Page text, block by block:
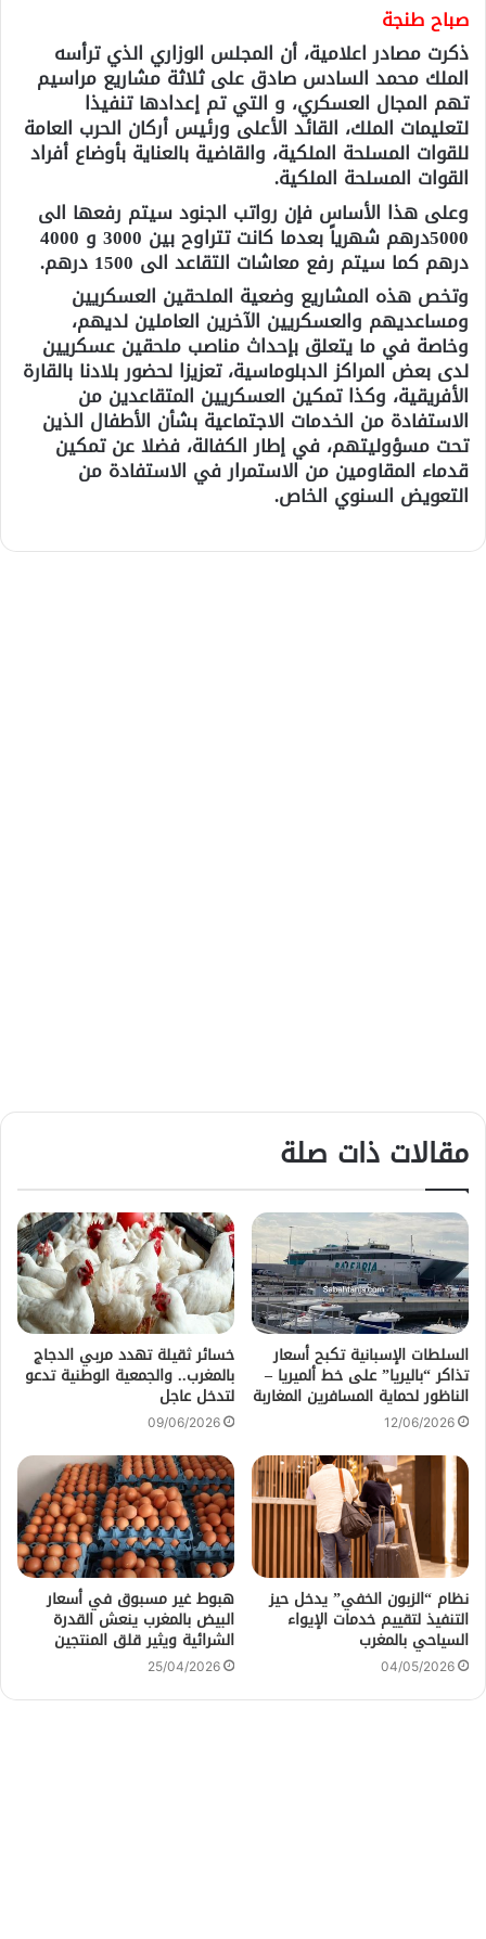
صباح طنجة
ذكرت مصادر اعلامية، أن المجلس الوزاري الذي ترأسه
الملك محمد السادس صادق على ثلاثة مشاريع مراسيم
تهم المجال العسكري، و التي تم إعدادها تنفيذا
لتعليمات الملك، القائد الأعلى ورئيس أركان الحرب العامة
للقوات المسلحة الملكية، والقاضية بالعناية بأوضاع أفراد
القوات المسلحة الملكية.
وعلى هذا الأساس فإن رواتب الجنود سيتم رفعها الى
5000درهم شهرياً بعدما كانت تتراوح بين 3000 و 4000
درهم كما سيتم رفع معاشات التقاعد الى 1500 درهم.
وتخص هذه المشاريع وضعية الملحقين العسكريين
ومساعديهم والعسكريين الآخرين العاملين لديهم،
وخاصة في ما يتعلق بإحداث مناصب ملحقين عسكريين
لدى بعض المراكز الدبلوماسية، تعزيزا لحضور بلادنا بالقارة
الأفريقية، وكذا تمكين العسكريين المتقاعدين من
الاستفادة من الخدمات الاجتماعية بشأن الأطفال الذين
تحت مسؤوليتهم، في إطار الكفالة، فضلا عن تمكين
قدماء المقاومين من الاستمرار في الاستفادة من
التعويض السنوي الخاص.
مقالات ذات صلة
السلطات الإسبانية تكبح أسعار
تذاكر “باليريا” على خط ألميريا –
الناظور لحماية المسافرين المغاربة
12/06/2026
خسائر ثقيلة تهدد مربي الدجاج
بالمغرب.. والجمعية الوطنية تدعو
لتدخل عاجل
09/06/2026
نظام “الزبون الخفي” يدخل حيز
التنفيذ لتقييم خدمات الإيواء
السياحي بالمغرب
04/05/2026
هبوط غير مسبوق في أسعار
البيض بالمغرب ينعش القدرة
الشرائية ويثير قلق المنتجين
25/04/2026